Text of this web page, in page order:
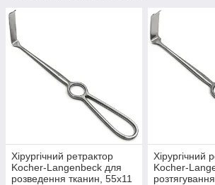
Хірургічний ретрактор
Kocher-Langenbeck для
розведення тканин, 55x11
Хірургічний
Kocher-